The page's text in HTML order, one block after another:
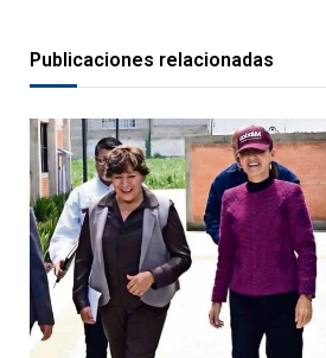
Publicaciones relacionadas